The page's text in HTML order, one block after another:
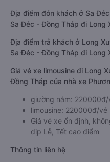
Địa điểm đón khách ở Sa
Sa Đéc - Đồng Tháp đi Long
Địa điểm trả khách ở Long
Sa Đéc - Đồng Tháp đi Long
Giá vé xe limousine đi Long
Đồng Tháp của nhà xe
giường nằm: 220000đ/
limousine: 220000đ/vé
Giá vé xe ổn định,
dịp Lễ, Tết cao điểm
Thông tin liên hệ